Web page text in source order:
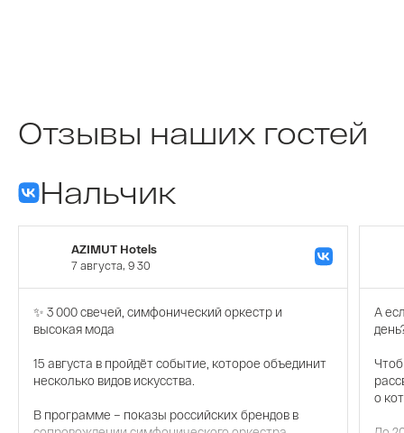
Отзывы наших гостей
Нальчик
AZIMUT Hotels
7 августа, 9 30
✨ 3 000 свечей, симфонический оркестр и
высокая мода
15 августа в пройдёт событие, которое объединит
несколько видов искусства.
В программе – показы российских брендов в
А
о